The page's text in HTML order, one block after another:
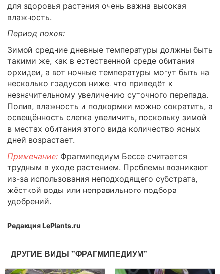
для здоровья растения очень важна высокая
влажность.
Период покоя:
Зимой средние дневные температуры должны быть
такими же, как в естественной среде обитания
орхидеи, а вот ночные температуры могут быть на
несколько градусов ниже, что приведёт к
незначительному увеличению суточного перепада.
Полив, влажность и подкормки можно сократить, а
освещённость слегка увеличить, поскольку зимой
в местах обитания этого вида количество ясных
дней возрастает.
Примечание: Фрагмипедиум Бессе считается
трудным в уходе растением. Проблемы возникают
из-за использования неподходящего субстрата,
жёсткой воды или неправильного подбора
удобрений.
Редакция LePlants.ru
ДРУГИЕ ВИДЫ "ФРАГМИПЕДИУМ"